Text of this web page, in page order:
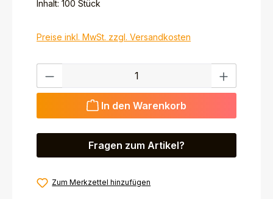
Inhalt: 100 Stück
Preise inkl. MwSt. zzgl. Versandkosten
Produkt Anzahl: Gib den gewünschten Wert ein
In den Warenkorb
Fragen zum Artikel?
Zum Merkzettel hinzufügen